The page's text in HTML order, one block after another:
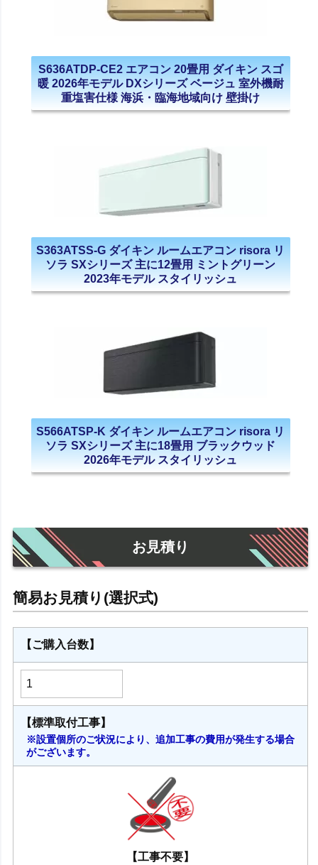
S636ATDP-CE2 エアコン 20畳用 ダイキン スゴ
暖 2026年モデル DXシリーズ ベージュ 室外機耐
重塩害仕様 海浜・臨海地域向け 壁掛け
S363ATSS-G ダイキン ルームエアコン risora リ
ソラ SXシリーズ 主に12畳用 ミントグリーン
2023年モデル スタイリッシュ
S566ATSP-K ダイキン ルームエアコン risora リ
ソラ SXシリーズ 主に18畳用 ブラックウッド
2026年モデル スタイリッシュ
お見積り
【ご購入台数】
【標準取付工事】
※設置個所のご状況により、追加工事の費用が発生する場合
がございます。
【工事不要】